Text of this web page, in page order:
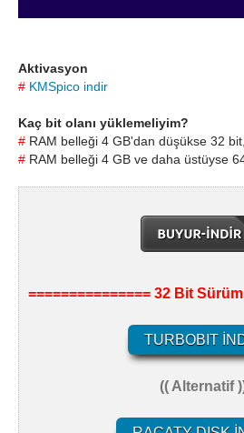
Aktivasyon
# KMSpico indir
Kaç bit olanı yüklemeliyim?
# RAM belleği 4 GB'dan düşükse 32 bit,
# RAM belleği 4 GB ve daha üstüyse 64
=============== 32 Bit
TURBOBIT
(( Alternatif